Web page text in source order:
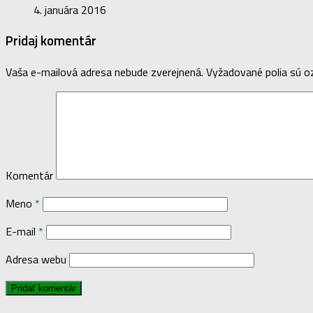
4. januára 2016
Pridaj komentár
Vaša e-mailová adresa nebude zverejnená. Vyžadované polia sú
Komentár
Meno *
E-mail *
Adresa webu